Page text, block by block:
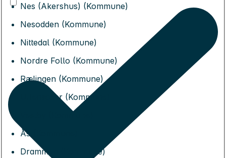
Nes (Akershus) (Kommune)
Nesodden (Kommune)
Nittedal (Kommune)
Nordre Follo (Kommune)
Rælingen (Kommune)
Ullensaker (Kommune)
Ås (Kommune)
Drammen (Kommune)